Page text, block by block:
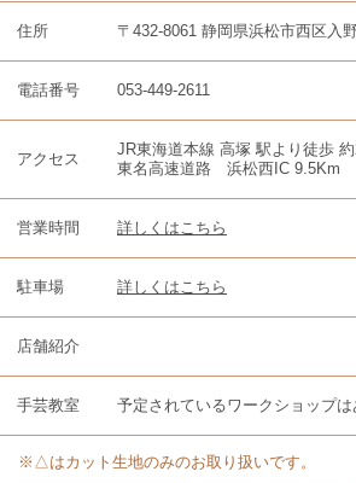
住所 〒432-8061 静岡県浜松市西区入
電話番号 053-449-2611
アクセス
JR東海道本線 高塚 駅より徒歩
東名高速道路 浜松西IC 9.5Km
営業時間 詳しくはこちら
駐車場 詳しくはこちら
店舗紹介
手芸教室 予定されているワークショップは
※△はカット生地のみのお取り扱いです。